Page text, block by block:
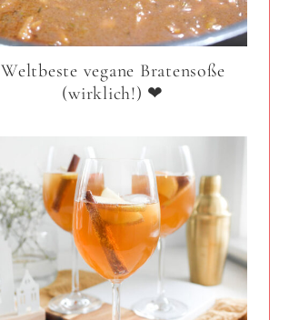
Weltbeste vegane Bratensoße
(wirklich!) ❤